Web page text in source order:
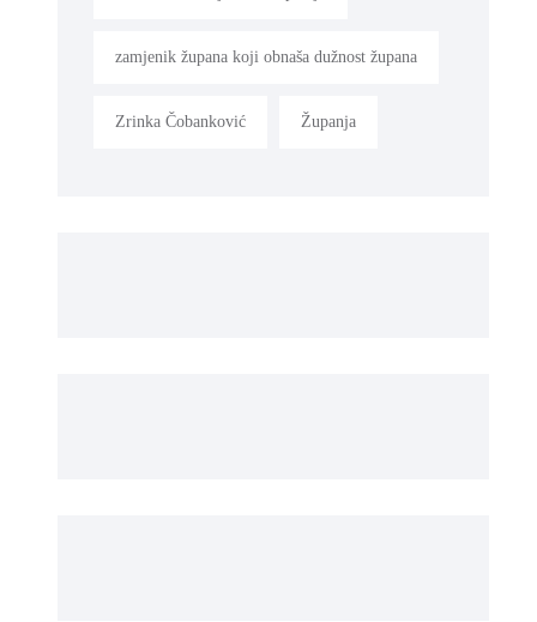
zamjenik župana koji obnaša dužnost župana
Zrinka Čobanković Županja